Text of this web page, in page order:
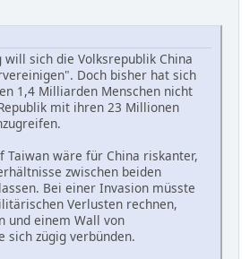
will sich die Volksrepublik China
Doch bisher hat sich
1,4 Milliarden Menschen nicht
mit ihren 23 Millionen
Taiwan wäre für China riskanter,
zwischen beiden
Bei einer Invasion müsste
Verlusten rechnen,
und einem Wall von
sich zügig verbünden.